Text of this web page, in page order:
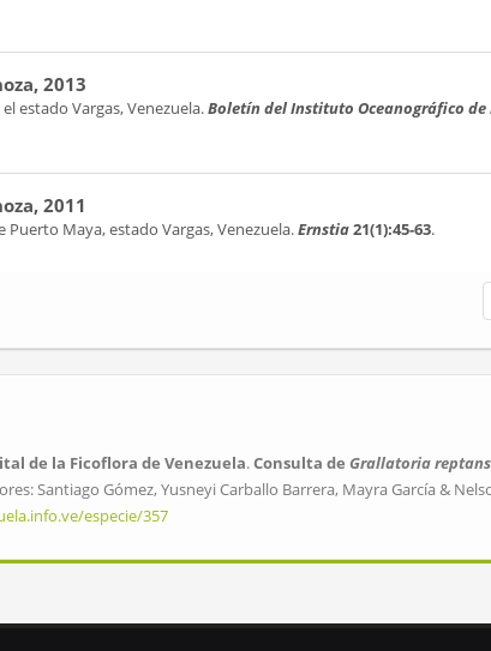
2013
estado Vargas, Venezuela.Boletín del Instituto Oceanográfico
2011
Maya, estado Vargas, Venezuela.Ernstia21(1):45-63.
de la Ficoflora de Venezuela.Consulta de Grallatoria reptans
Santiago Gómez, Yusneyi Carballo Barrera, Mayra García &
especie/357